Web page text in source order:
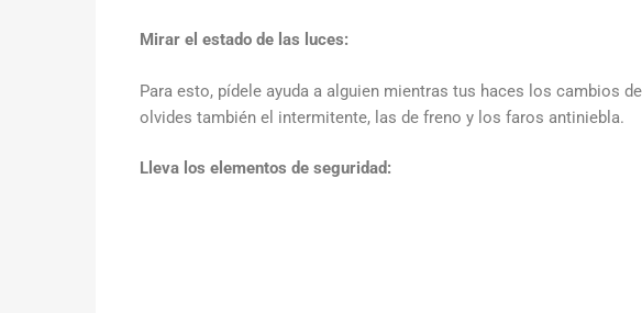
Mirar el estado de las luces:
Para esto, pídele ayuda a alguien mientras tus haces los cambios
olvides también el intermitente, las de freno y los faros antiniebla.
Lleva los elementos de seguridad: